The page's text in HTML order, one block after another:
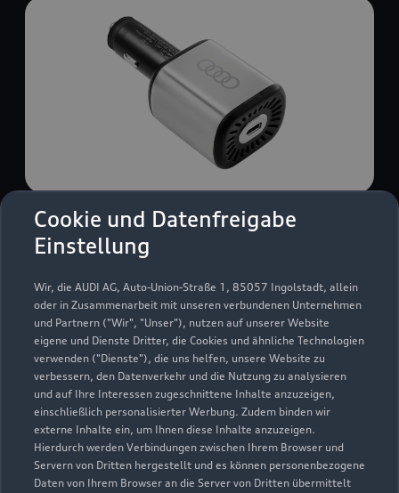
Cookie und Datenfreigabe
Einstellung
Wir, die AUDI AG, Auto-Union-Straße 1, 85057 Ingolstadt, allein
oder in Zusammenarbeit mit unseren verbundenen Unternehmen
und Partnern ("Wir", "Unser"), nutzen auf unserer Website
eigene und Dienste Dritter, die Cookies und ähnliche Technologien
verwenden ("Dienste"), die uns helfen, unsere Website zu
verbessern, den Datenverkehr und die Nutzung zu analysieren
und auf Ihre Interessen zugeschnittene Inhalte anzuzeigen,
einschließlich personalisierter Werbung. Zudem binden wir
externe Inhalte ein, um Ihnen diese Inhalte anzuzeigen.
Hierdurch werden Verbindungen zwischen Ihrem Browser und
Servern von Dritten hergestellt und es können personenbezogene
Daten von Ihrem Browser an die Server von Dritten übermittelt
USB Power-Ladegerät
USB Power-Ladegerät für schnelles und
komfortables Laden von Mobiltelefonen, Tablets
oder Laptops.
Zur Audi Shopping World